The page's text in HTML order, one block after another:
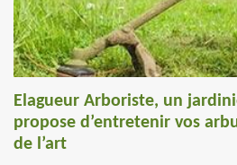
Elagueur Arboriste, un
propose d’entretenir vos
de l’art